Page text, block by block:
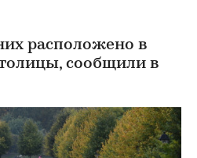
расположено в
сообщили в